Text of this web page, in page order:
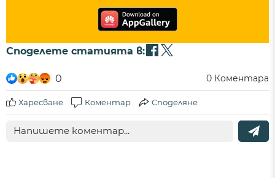
Споделете статията в:
0 0 Коментара
Харесване Коментар Споделяне